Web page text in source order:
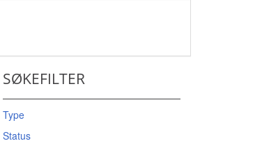
SØKEFILTER
Type
Status